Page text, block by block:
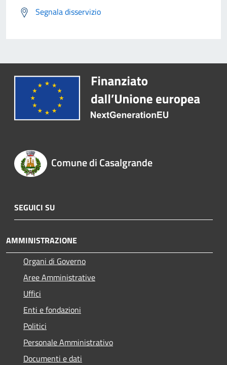
Segnala disservizio
Comune di Casalgrande
SEGUICI SU
AMMINISTRAZIONE
Organi di Governo
Aree Amministrative
Uffici
Enti e fondazioni
Politici
Personale Amministrativo
Documenti e dati